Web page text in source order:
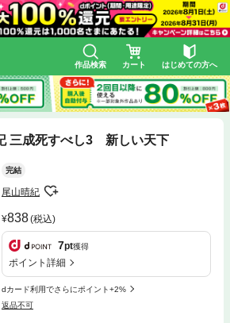
作品検索 カート はじめての方へ
三成死すべし3 新しい天下
完結
尾山晴紀
838(税込)
7pt獲得
ポイント詳細
dカード利用でさらにポイント+2%
返品不可